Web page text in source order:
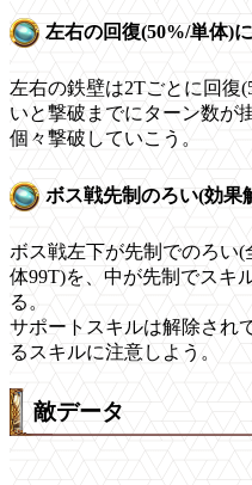
左右の回復(50%/単体)
左右の鉄壁は2Tごとに回復
いと撃破までにターン数が
個々撃破していこう。
ボス戦先制のろい(効果
ボス戦左下が先制でのろい(
体99T)を、中が先制でスキ
る。
サポートスキルは解除され
るスキルに注意しよう。
敵データ